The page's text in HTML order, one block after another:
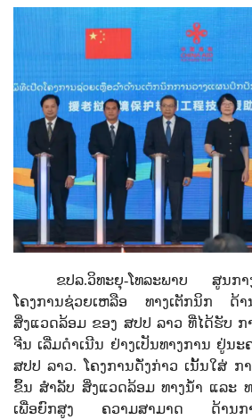
ຂປລ.ວິທະຍຸ-ໂທລະພາບ ສູນກ
ໂຄງການຊ່ວຍເຫລືອ ທາງເຕັກນິກ ດ້າ
ສິ່ງແວດລ້ອມ ຂອງ ສປປ ລາວ ທີ່ໄດ້ຮັບ
ຈີນ ເລີ່ມດຳເນີນ ຢ່າງເປັນທາງການ ຢູ່ນ
ສປປ ລາວ. ໂຄງການດັ່ງກ່າວ ເນັ້ນໃສ່ ກ
ຂຶ້ນ ສຳລັບ ສິ່ງແວດລ້ອມ ທາງນ້ຳ ແລະ ທ
ເພື່ອຍົກສູງ ຄວາມສາມາດ ດ້ານກາ